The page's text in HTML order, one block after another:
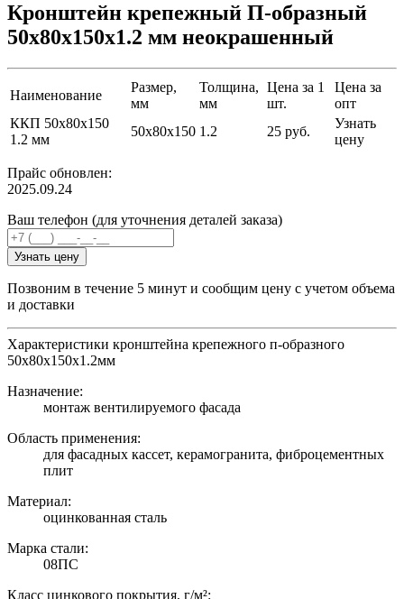
Кронштейн крепежный П-образный
50х80х150х1.2 мм неокрашенный
Наименование
Размер,
мм
Толщина,
мм
Цена за 1
шт.
Цена за
опт
ККП 50х80х150
1.2 мм
50х80х150 1.2 25 руб.
Узнать
цену
Прайс обновлен:
2025.09.24
Ваш телефон (для уточнения деталей заказа)
Узнать цену
Позвоним в течение 5 минут и сообщим цену с учетом объема
и доставки
Характеристики кронштейна крепежного п-образного
50х80х150х1.2мм
Назначение:
монтаж вентилируемого фасада
Область применения:
для фасадных кассет, керамогранита, фиброцементных
плит
Материал:
оцинкованная сталь
Марка стали:
08ПС
Класс цинкового покрытия, г/м²: